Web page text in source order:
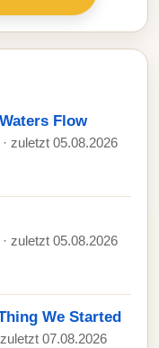
Flow
· zuletzt 05.08.2026
· zuletzt 05.08.2026
We Started
zuletzt 07.08.2026